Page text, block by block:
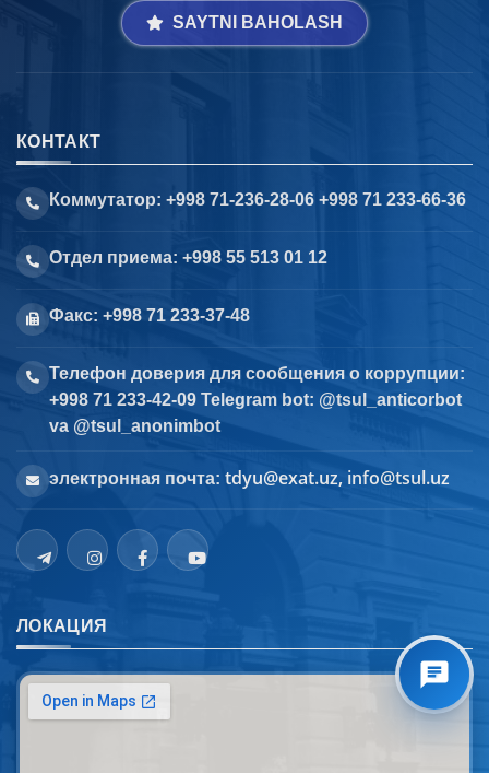
SAYTNI BAHOLASH
КОНТАКТ
Коммутатор: +998 71-236-28-06 +998 71 233-66-36
Отдел приема: +998 55 513 01 12
Факс: +998 71 233-37-48
Телефон доверия для сообщения о коррупции:
+998 71 233-42-09 Telegram bot: @tsul_anticorbot
va @tsul_anonimbot
электронная почта: tdyu@exat.uz, info@tsul.uz
ЛОКАЦИЯ